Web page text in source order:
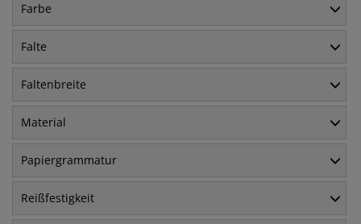
Farbe
Falte
Faltenbreite
Material
Papiergrammatur
Reißfestigkeit